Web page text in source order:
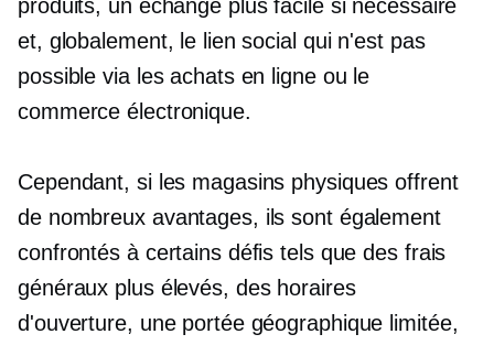
produits, un échange plus facile si nécessaire
et, globalement, le lien social qui n'est pas
possible via les achats en ligne ou le
commerce électronique.
Cependant, si les magasins physiques offrent
de nombreux avantages, ils sont également
confrontés à certains défis tels que des frais
généraux plus élevés, des horaires
d'ouverture, une portée géographique limitée,